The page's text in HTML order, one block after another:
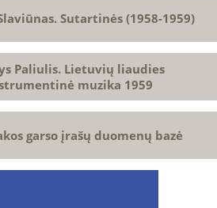
Sutartinės (1958-1959)
Paliulis. Lietuvių liaudies
muzika 1959
garso įrašų duomenų bazė